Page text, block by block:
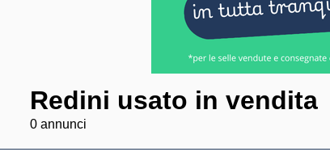
Redini usato in vendita
0 annunci